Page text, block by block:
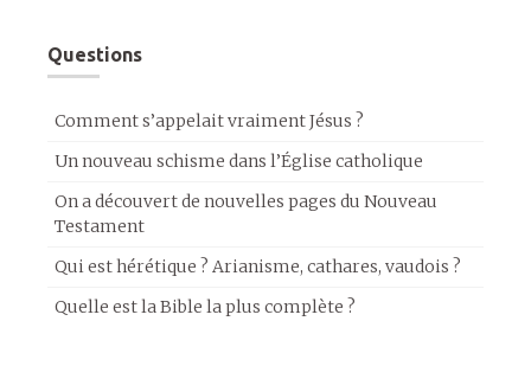
Questions
Comment s’appelait vraiment Jésus ?
Un nouveau schisme dans l’Église catholique
On a découvert de nouvelles pages du Nouveau
Testament
Qui est hérétique ? Arianisme, cathares, vaudois ?
Quelle est la Bible la plus complète ?